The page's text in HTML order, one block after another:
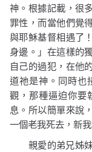
神。根據記載，很
罪性，而當他們覺
與耶穌基督相遇了
身邊。」在這樣的
自己的過犯，在他
道祂是神。同時也
觀，那種逼迫你要
息。所以簡單來說
一個老我死去，新
親愛的弟兄姊